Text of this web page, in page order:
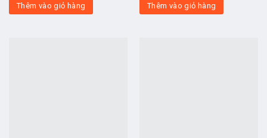
Thêm vào giỏ hàng Thêm vào giỏ hàng